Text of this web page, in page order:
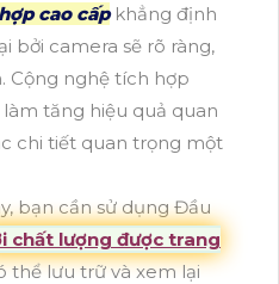
cao cấpkhẳng định
bởi camera sẽ rõ ràng,
Cộng nghệ tích hợp
tăng hiệu quả quan
chi tiết quan trọng một
bạn cần sử dụng Đầu
chất lượng được trang
thể lưu trữ và xem lại